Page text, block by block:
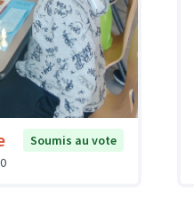
Soumis au vote
0